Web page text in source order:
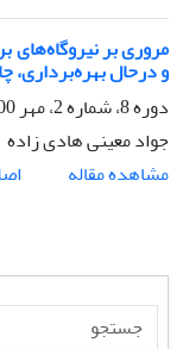
مروری بر نیروگاه‌های
و درحال
دوره 8، شماره 2، مهر 1400، صفحه
جواد معینی هادی زاده
مشاهده مقاله